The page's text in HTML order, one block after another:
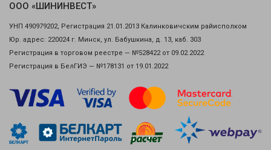
ООО «ШИНИНВЕСТ»
УНП 490979202, Регистрация 21.01.2013 Калинковичским райисполком
Юр. адрес: 220024 г. Минск, ул. Бабушкина, д. 13, каб. 303
Регистрация в торговом реестре — №528422 от 09.02.2022
Регистрация в БелГИЭ — №178131 от 19.01.2022